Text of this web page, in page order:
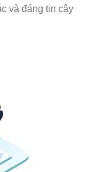
và đáng tin cậy